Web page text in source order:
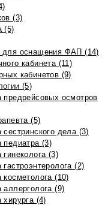
(3)
(5)
для оснащения ФАП (14)
кабинета (11)
кабинетов (9)
(5)
предрейсовых осмотров
(5)
дела (3)
педиатра (3)
(3)
(2)
косметолога (10)
аллерголога (9)
хирурга (4)